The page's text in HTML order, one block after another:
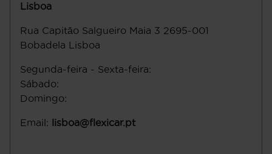
Lisboa
Rua Capitāo Salgueiro Maia 3 2695-001
Bobadela Lisboa
Segunda-feira - Sexta-feira:
Sábado:
Domingo:
Email: lisboa@flexicar.pt